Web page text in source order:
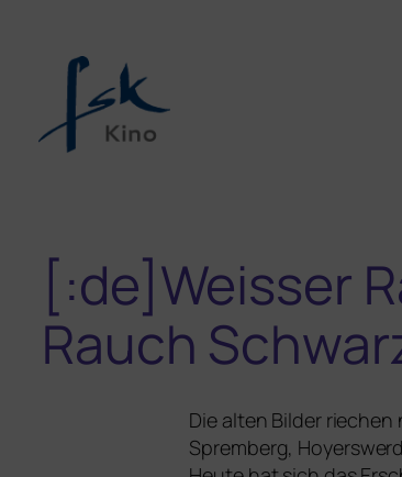
[:de]Weisser
Rauch
Die alten Bilder
Spremberg,